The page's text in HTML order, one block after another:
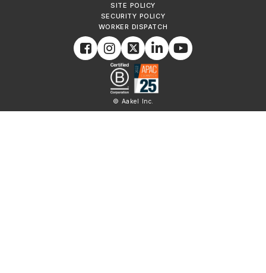
SITE POLICY
SECURITY POLICY
WORKER DISPATCH
© Aakel Inc.